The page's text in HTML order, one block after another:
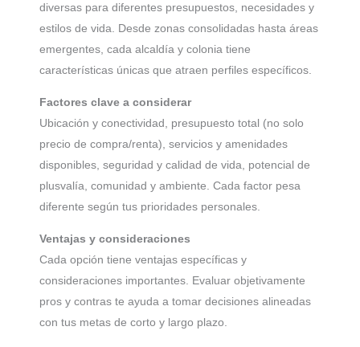
diversas para diferentes presupuestos, necesidades y
estilos de vida. Desde zonas consolidadas hasta áreas
emergentes, cada alcaldía y colonia tiene
características únicas que atraen perfiles específicos.
Factores clave a considerar
Ubicación y conectividad, presupuesto total (no solo
precio de compra/renta), servicios y amenidades
disponibles, seguridad y calidad de vida, potencial de
plusvalía, comunidad y ambiente. Cada factor pesa
diferente según tus prioridades personales.
Ventajas y consideraciones
Cada opción tiene ventajas específicas y
consideraciones importantes. Evaluar objetivamente
pros y contras te ayuda a tomar decisiones alineadas
con tus metas de corto y largo plazo.